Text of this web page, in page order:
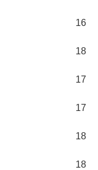
16
18
17
17
18
18